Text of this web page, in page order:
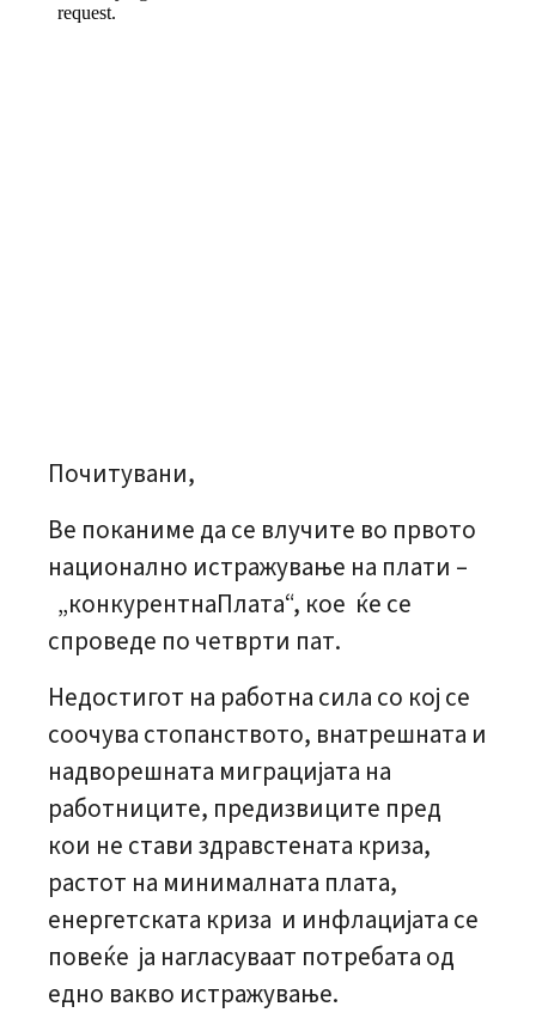
Почитувани,
Ве поканиме да се влучите во првото
национално истражување на плати –
„конкурентнаПлата“, кое ќе се
спроведе по четврти пат.
Недостигот на работна сила со кој се
соочува стопанството, внатрешната и
надворешната миграцијата на
работниците, предизвиците пред
кои не стави здравстената криза,
растот на минималната плата,
енергетската криза и инфлацијата се
повеќе ја нагласуваат потребата од
едно вакво истражување.